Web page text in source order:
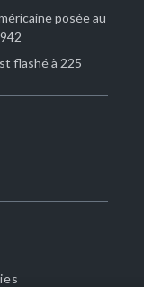
posée au
flashé à 225